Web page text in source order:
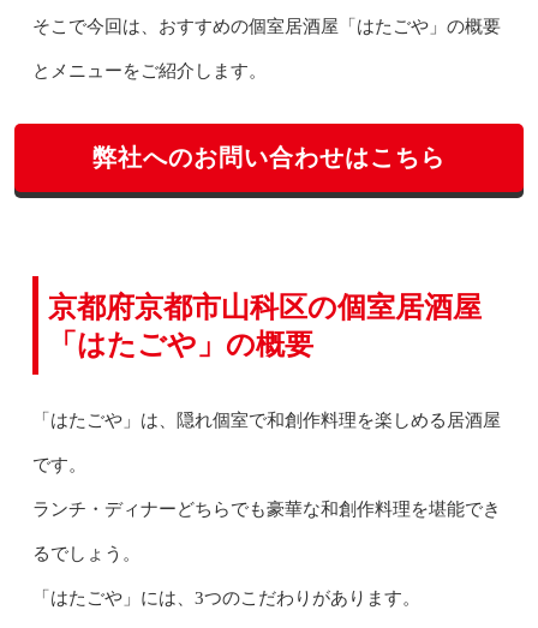
そこで今回は、おすすめの個室居酒屋「はたごや」の概要
とメニューをご紹介します。
弊社へのお問い合わせはこちら
京都府京都市山科区の個室居酒屋
「はたごや」の概要
「はたごや」は、隠れ個室で和創作料理を楽しめる居酒屋
です。
ランチ・ディナーどちらでも豪華な和創作料理を堪能でき
るでしょう。
「はたごや」には、3つのこだわりがあります。